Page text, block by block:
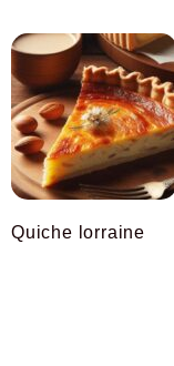
Quiche lorraine